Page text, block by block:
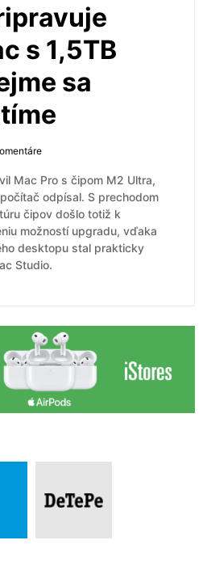
s 1,5TB
sa
Mac Pro s čipom M2 Ultra,
odpísal. S prechodom
čipov došlo totiž k
možností upgradu, vďaka
desktopu stal prakticky
Studio.